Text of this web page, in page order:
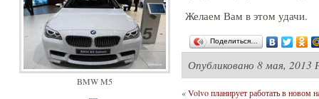
BMW M5
Желаем Вам в этом удачи.
Поделиться…
Опубликовано 8 мая, 2013
«Volvo планирует работать в новом